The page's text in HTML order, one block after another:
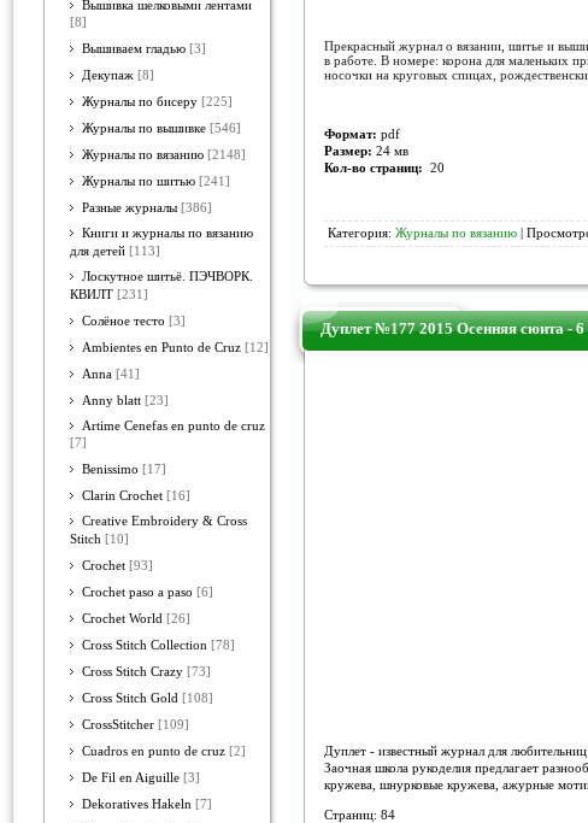
Вышивка шелковыми лентами
[8]
Вышиваем гладью [3]
Декупаж [8]
Журналы по бисеру [225]
Журналы по вышивке [546]
Журналы по вязанию [2148]
Журналы по шитью [241]
Разные журналы [386]
Книги и журналы по вязанию
для детей [113]
Лоскутное шитьё. ПЭЧВОРК.
КВИЛТ [231]
Солёное тесто [3]
Ambientes en Punto de Cruz [12]
Anna [41]
Anny blatt [23]
Artime Cenefas en punto de cruz
[7]
Benissimo [17]
Clarin Crochet [16]
Creative Embroidery & Cross
Stitch [10]
Crochet [93]
Crochet paso a paso [6]
Crochet World [26]
Cross Stitch Collection [78]
Cross Stitch Crazy [73]
Cross Stitch Gold [108]
CrossStitcher [109]
Cuadros en punto de cruz [2]
De Fil en Aiguille [3]
Dekoratives Hakeln [7]
Прекрасный журнал о вязании, шитье и
в работе. В номере: корона для маленьких
носочки на круговых спицах,
Формат: pdf
Размер: 24 мв
Кол-во страниц: 20
Категория: Журналы по вязанию |
Дуплет №177 2015 Осенняя сюита - 6
Дуплет - известный журнал для
Заочная школа рукоделия предлагает
кружева, шнурковые кружева, ажурные
Страниц: 84